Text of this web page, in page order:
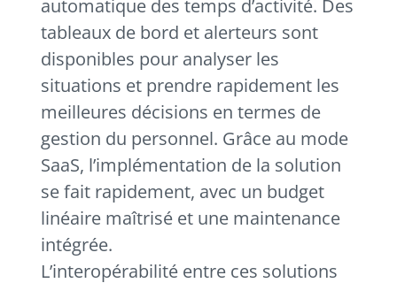
automatique des temps d’activité. Des
tableaux de bord et alerteurs sont
disponibles pour analyser les
situations et prendre rapidement les
meilleures décisions en termes de
gestion du personnel. Grâce au mode
SaaS, l’implémentation de la solution
se fait rapidement, avec un budget
linéaire maîtrisé et une maintenance
intégrée.
L’interopérabilité entre ces solutions